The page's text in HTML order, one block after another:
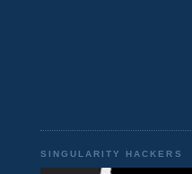
SINGULARITY HACKERS